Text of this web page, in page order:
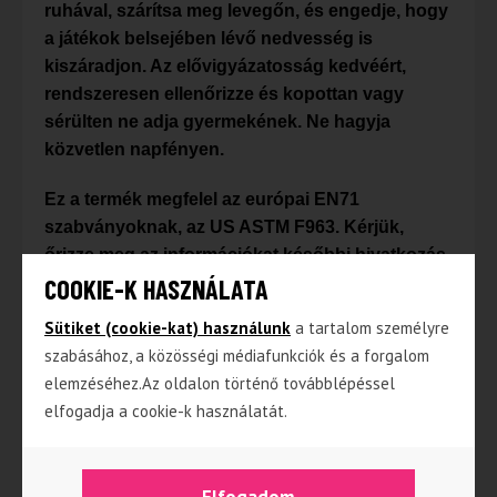
ruhával, szárítsa meg levegőn, és engedje, hogy
a játékok belsejében lévő nedvesség is
kiszáradjon. Az elővigyázatosság kedvéért,
rendszeresen ellenőrizze és kopottan vagy
sérülten ne adja gyermekének. Ne hagyja
közvetlen napfényen.
Ez a termék megfelel az európai EN71
szabványoknak, az US ASTM F963. Kérjük,
őrizze meg az információkat későbbi hivatkozás
céljából. Távolítsa el az összes csomagolást,
terméket gyermekének adja.
COOKIE-K HASZNÁLATA
Sütiket (cookie-kat) használunk a tartalom személyre
szabásához, a közösségi médiafunkciók és a forgalom
elemzéséhez.Az oldalon történő továbblépéssel
elfogadja a cookie-k használatát.